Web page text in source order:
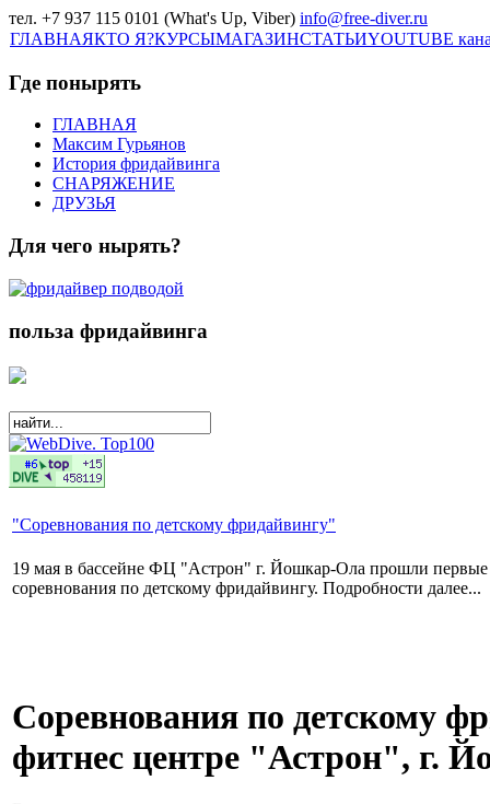
тел. +7 937 115 0101 (What's Up, Viber) info@free-diver.ru
ГЛАВНАЯКТО Я?КУРСЫМАГАЗИНСТАТЬИYOUTUBE
Где понырять
ГЛАВНАЯ
Максим Гурьянов
История фридайвинга
СНАРЯЖЕНИЕ
ДРУЗЬЯ
Для чего нырять?
польза фридайвинга
"Соревнования по детскому фридайвингу"
19 мая в бассейне ФЦ "Астрон" г. Йошкар-Ола прошли первые
соревнования по детскому фридайвингу. Подробности далее...
Соревнования по детскому
фитнес центре "Астрон", г.